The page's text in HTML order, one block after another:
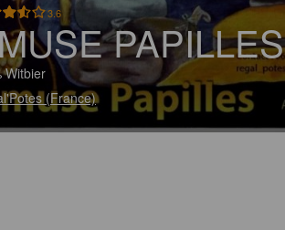
3.6
PAPILLES
Witbier
(France)